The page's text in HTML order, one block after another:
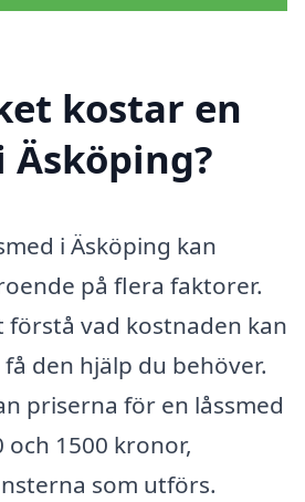
kostar en
Äsköping?
i Äsköping kan
på flera faktorer.
vad kostnaden kan
den hjälp du behöver.
priserna för en låssmed
och 1500 kronor,
som utförs.